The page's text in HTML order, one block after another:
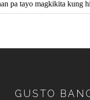
pa tayo magkikita kung
GUSTO